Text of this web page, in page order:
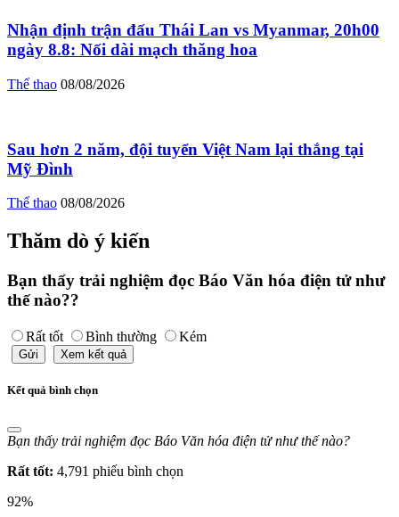
Nhận định trận đấu Thái Lan vs Myanmar, 20h00
ngày 8.8: Nối dài mạch thăng hoa
Thể thao 08/08/2026
Sau hơn 2 năm, đội tuyển Việt Nam lại thắng tại
Mỹ Đình
Thể thao 08/08/2026
Thăm dò ý kiến
Bạn thấy trải nghiệm đọc Báo Văn hóa điện tử như
thế nào??
Rất tốt Bình thường Kém
Gửi Xem kết quả
Kết quả bình chọn
Bạn thấy trải nghiệm đọc Báo Văn hóa điện tử như thế nào?
Rất tốt: 4,791 phiếu bình chọn
92%